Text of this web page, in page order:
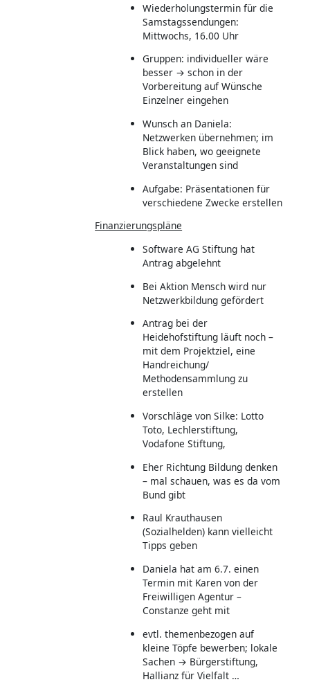
Wiederholungstermin für die
Samstagssendungen:
Mittwochs, 16.00 Uhr
Gruppen: individueller wäre
besser → schon in der
Vorbereitung auf Wünsche
Einzelner eingehen
Wunsch an Daniela:
Netzwerken übernehmen; im
Blick haben, wo geeignete
Veranstaltungen sind
Aufgabe: Präsentationen für
verschiedene Zwecke erstellen
Finanzierungspläne
Software AG Stiftung hat
Antrag abgelehnt
Bei Aktion Mensch wird nur
Netzwerkbildung gefördert
Antrag bei der
Heidehofstiftung läuft noch –
mit dem Projektziel, eine
Handreichung/
Methodensammlung zu
erstellen
Vorschläge von Silke: Lotto
Toto, Lechlerstiftung,
Vodafone Stiftung,
Eher Richtung Bildung denken
– mal schauen, was es da vom
Bund gibt
Raul Krauthausen
(Sozialhelden) kann vielleicht
Tipps geben
Daniela hat am 6.7. einen
Termin mit Karen von der
Freiwilligen Agentur –
Constanze geht mit
evtl. themenbezogen auf
kleine Töpfe bewerben; lokale
Sachen → Bürgerstiftung,
Hallianz für Vielfalt …